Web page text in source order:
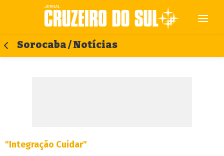
Sorocaba / Notícias
"Integração Cuidar"